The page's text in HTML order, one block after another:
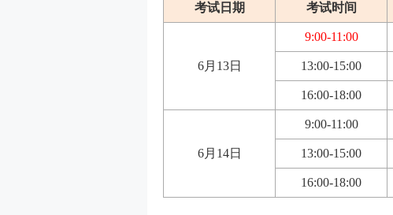
考试日期 考试时间
6月13日
9:00-11:00
13:00-15:00
16:00-18:00
6月14日
9:00-11:00
13:00-15:00
16:00-18:00